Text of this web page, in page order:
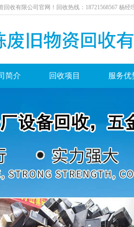
回收有限公司官网！回收热线：18721568567杨经
简介 回收项目 服务优